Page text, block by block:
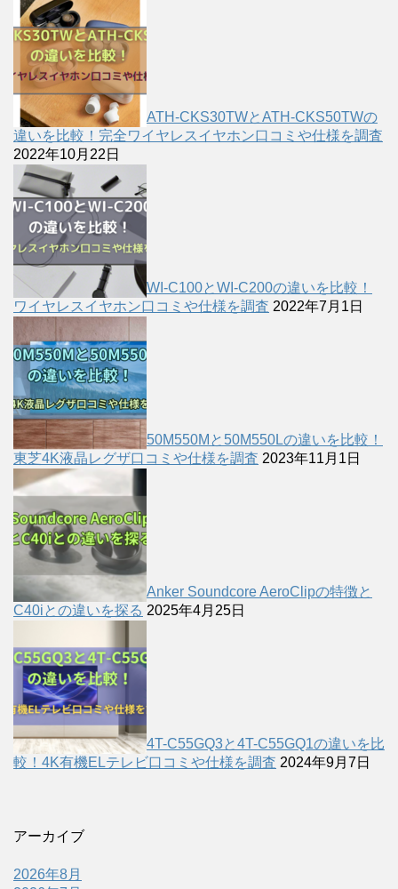
ATH-CKS30TWとATH-CKS50TWの
違いを比較！完全ワイヤレスイヤホン口コミや仕様を調査
2022年10月22日
WI-C100とWI-C200の違いを比較！
ワイヤレスイヤホン口コミや仕様を調査 2022年7月1日
50M550Mと50M550Lの違いを比較！
東芝4K液晶レグザ口コミや仕様を調査 2023年11月1日
Anker Soundcore AeroClipの特徴と
C40iとの違いを探る 2025年4月25日
4T-C55GQ3と4T-C55GQ1の違いを比
較！4K有機ELテレビ口コミや仕様を調査 2024年9月7日
アーカイブ
2026年8月